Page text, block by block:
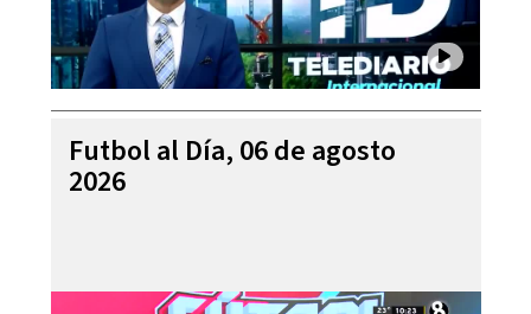
Futbol al Día, 06 de agosto
2026